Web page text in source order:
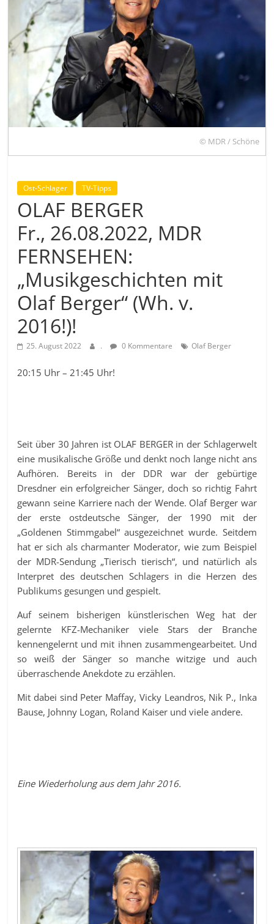
© MDR / Schöne
Ost-Schlager TV-Tipps
OLAF BERGER
Fr., 26.08.2022, MDR
FERNSEHEN:
„Musikgeschichten mit
Olaf Berger“ (Wh. v.
2016!)!
25. August 2022 . 0 Kommentare Olaf Berger
20:15 Uhr – 21:45 Uhr!
Seit über 30 Jahren ist OLAF BERGER in der Schlagerwelt
eine musikalische Größe und denkt noch lange nicht ans
Aufhören. Bereits in der DDR war der gebürtige
Dresdner ein erfolgreicher Sänger, doch so richtig Fahrt
gewann seine Karriere nach der Wende. Olaf Berger war
der erste ostdeutsche Sänger, der 1990 mit der
„Goldenen Stimmgabel“ ausgezeichnet wurde. Seitdem
hat er sich als charmanter Moderator, wie zum Beispiel
der MDR-Sendung „Tierisch tierisch“, und natürlich als
Interpret des deutschen Schlagers in die Herzen des
Publikums gesungen und gespielt.
Auf seinem bisherigen künstlerischen Weg hat der
gelernte KFZ-Mechaniker viele Stars der Branche
kennengelernt und mit ihnen zusammengearbeitet. Und
so weiß der Sänger so manche witzige und auch
überraschende Anekdote zu erzählen.
Mit dabei sind Peter Maffay, Vicky Leandros, Nik P., Inka
Bause, Johnny Logan, Roland Kaiser und viele andere.
Eine Wiederholung aus dem Jahr 2016.